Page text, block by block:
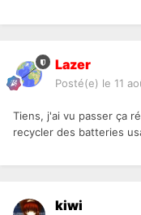
Lazer
Posté(e) le 11
Tiens, j'ai vu passer ça
recycler des batteries
kiwi